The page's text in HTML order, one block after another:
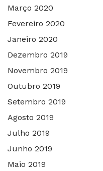
Março 2020
Fevereiro 2020
Janeiro 2020
Dezembro 2019
Novembro 2019
Outubro 2019
Setembro 2019
Agosto 2019
Julho 2019
Junho 2019
Maio 2019